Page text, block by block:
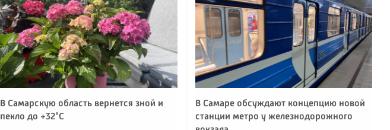
В Самарскую область вернется зной и
пекло до +32°C
В Самаре обсуждают концепцию новой
станции метро у железнодорожного